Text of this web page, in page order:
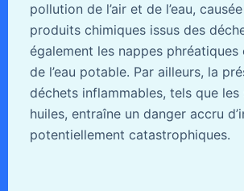
pollution de l’air et de l’eau,
produits chimiques issus des
également les nappes
de l’eau potable. Par ailleurs, la
déchets inflammables, tels que les
huiles, entraîne un danger accru
potentiellement catastrophiques.